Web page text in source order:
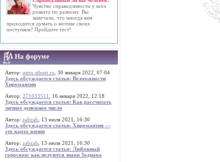
Чувство справедливости у всех
развито по разному. Вы
замечали, что иногда вам
приходится думать о мотиве своих
поступков? Пройдите тест!
На форуме
Автор: astro.sibnet.ru , 30 января 2022, 07:04
Здесь обсуждается статья: Возможности
Хиромантии
Автор: 271033511
, 16 января 2022, 12:18
Здесь обсуждается статья: Как рассчитать
личное денежное число
Автор: zabzab , 13 июля 2021, 16:30
Здесь обсуждается статья: Хиромантия —
это карта жизни
Автор: zabzab , 13 июля 2021, 16:30
Здесь обсуждается статья: Любовный
гороскоп: как целуются знаки Зодиака